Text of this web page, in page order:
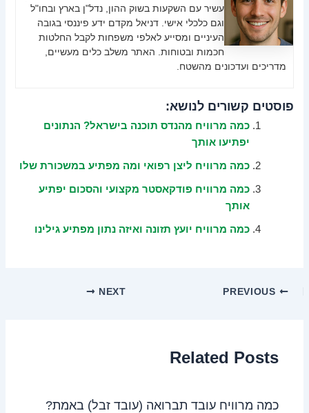
עשיר עם השקעות בשוק ההון, נדל"ן בארץ ובחו"ל
וגם כלכלי אישי. דניאל מקדם ידע פיננסי בגובה
העיניים ומסייע לאלפי משפחות לקבל החלטות
חכמות ובטוחות. האתר משלב כלים מעשיים,
מדריכים ועדכונים מהשטח.
פוסטים קשורים לנושא:
כמה מרוויח מהנדס תוכנה בישראל? הנתונים
יפתיעו אותך
כמה מרוויח ליצן רפואי ומה מפתיע במשכורת שלו
כמה מרוויח פודקאסטר מקצועי והסכום יפתיע
אותך
כמה מרוויח יועץ תזונה ואיזה נתון מפתיע גילינו
NEXT
Related Posts
כמה מרוויח עובד תברואה (עובד זבל) באמת?